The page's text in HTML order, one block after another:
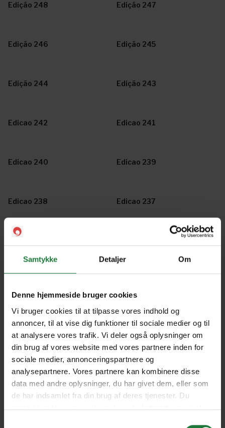
Samtykke Detaljer Om
Denne hjemmeside bruger cookies
Vi bruger cookies til at tilpasse vores indhold og
annoncer, til at vise dig funktioner til sociale medier og til
at analysere vores trafik. Vi deler også oplysninger om
din brug af vores website med vores partnere inden for
sociale medier, annonceringspartnere og
analysepartnere. Vores partnere kan kombinere disse
data med andre oplysninger, du har givet dem, eller som
de har indsamlet fra din brug af deres tjenester. Du
samtykker til vores cookies, hvis du fortsætter med at
Edição 248 Edição 247
Edição 246 Edição 245
Edição 244 Edição 243
Edicao 242 Edicao 241
Edicao 240 Edicao 239
Edicao 238 Edicao 237
Edicao 231
Edicao 230 Edicao 229
Edicao 228 Edicao 227